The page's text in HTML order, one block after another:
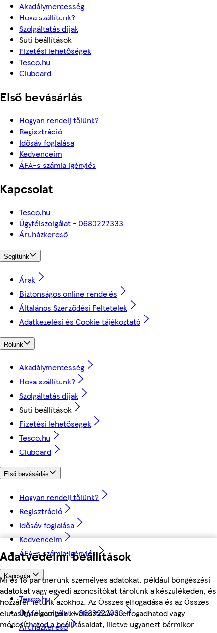
Adatvédelmi beállítások
Mi és 18 partnerünk személyes adatokat, például böngészési
adatokat vagy egyedi azonosítókat tárolunk a készülékeden, és
hozzáférhetünk azokhoz. Az Összes elfogadása és az Összes
elutasítása gombok kiválasztásával elfogadhatod vagy
módosíthatod a beállításaidat, illetve ugyanezt bármikor
Akadálymentesség
Hova szállítunk?
Szolgáltatás díjak
Süti beállítások
Fizetési lehetőségek
Tesco.hu
Clubcard
Első bevásárlás
Hogyan rendelj tőlünk?
Regisztráció
Idősáv foglalása
Kedvenceim
ÁFÁ-s számla igénylés
Kapcsolat
Tesco.hu
Ügyfélszolgálat - 0680222333
Áruházkereső
Segítünk
Árak
Biztonságos online rendelés
Általános Szerződési Feltételek
Adatkezelési és Cookie tájékoztató
Rólunk
Akadálymentesség
Hova szállítunk?
Szolgáltatás díjak
Süti beállítások
Fizetési lehetőségek
Tesco.hu
Clubcard
Első bevásárlás
Hogyan rendelj tőlünk?
Regisztráció
Idősáv foglalása
Kedvenceim
ÁFÁ-s számla igénylés
Kapcsolat
Tesco.hu
Ügyfélszolgálat - 0680222333
Áruházkereső